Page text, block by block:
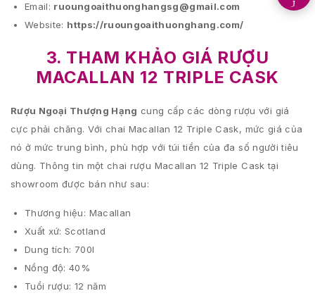
Email: ruoungoaithuonghangsg@gmail.com
Website: https://ruoungoaithuonghang.com/
3. THAM KHẢO GIÁ RƯỢU
MACALLAN 12 TRIPLE CASK
Rượu Ngoại Thượng Hạng cung cấp các dòng rượu với giá
cực phải chăng. Với chai Macallan 12 Triple Cask, mức giá của
nó ở mức trung bình, phù hợp với túi tiền của đa số người tiêu
dùng. Thông tin một chai rượu Macallan 12 Triple Cask tại
showroom được bán như sau:
Thương hiệu: Macallan
Xuất xứ: Scotland
Dung tích: 700l
Nồng độ: 40%
Tuổi rượu: 12 năm